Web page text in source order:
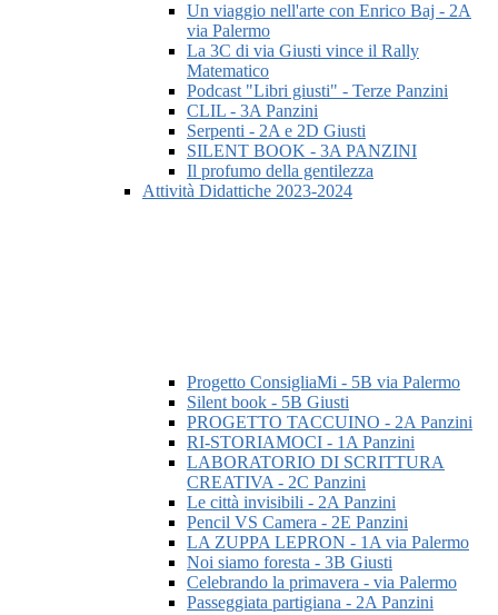
Un viaggio nell'arte con Enrico Baj - 2A
via Palermo
La 3C di via Giusti vince il Rally
Matematico
Podcast "Libri giusti" - Terze Panzini
CLIL - 3A Panzini
Serpenti - 2A e 2D Giusti
SILENT BOOK - 3A PANZINI
Il profumo della gentilezza
Attività Didattiche 2023-2024
Progetto ConsigliaMi - 5B via Palermo
Silent book - 5B Giusti
PROGETTO TACCUINO - 2A Panzini
RI-STORIAMOCI - 1A Panzini
LABORATORIO DI SCRITTURA
CREATIVA - 2C Panzini
Le città invisibili - 2A Panzini
Pencil VS Camera - 2E Panzini
LA ZUPPA LEPRON - 1A via Palermo
Noi siamo foresta - 3B Giusti
Celebrando la primavera - via Palermo
Passeggiata partigiana - 2A Panzini